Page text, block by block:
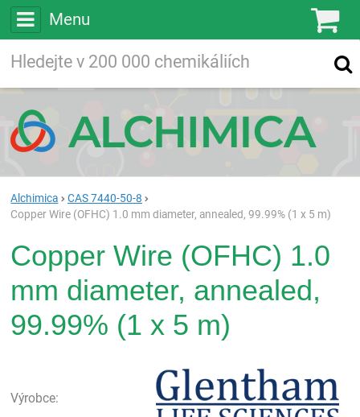
Menu
Vyhledávání
Alchimica
CAS 7440-50-8
Copper Wire (OFHC) 1.0 mm diameter, annealed, 99.99% (1 x 5 m)
Copper Wire (OFHC) 1.0
mm diameter, annealed,
99.99% (1 x 5 m)
Výrobce: